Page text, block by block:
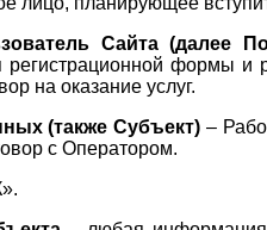
Сайта (далее
регистрационной формы и
на оказание услуг.
(также Субъект) –
с Оператором.
».